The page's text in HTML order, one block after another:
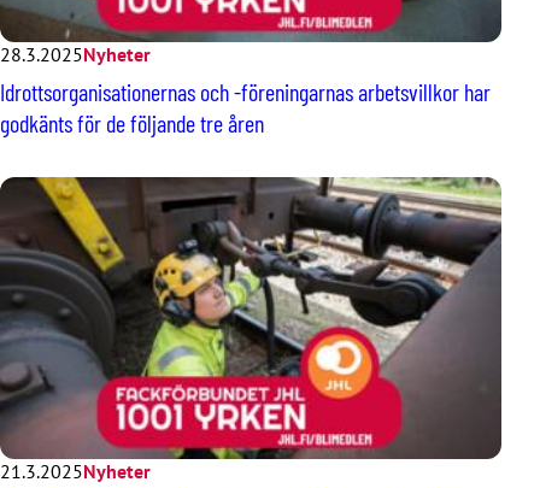
28.3.2025Nyheter
Idrottsorganisationernas och -föreningarnas arbetsvillkor har
godkänts för de följande tre åren
21.3.2025Nyheter